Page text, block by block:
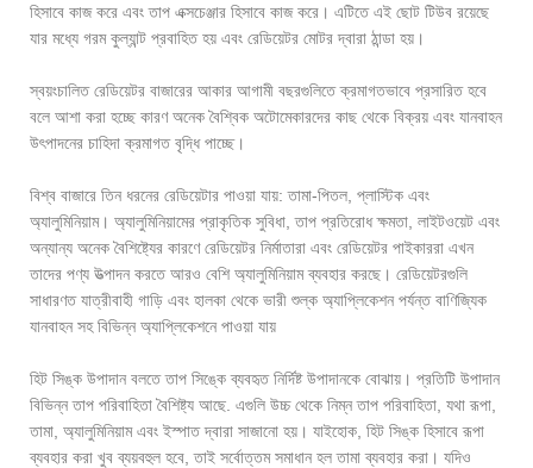
হিসাবে কাজ করে এবং তাপ এক্সচেঞ্জার হিসাবে কাজ করে। এটিতে এই ছোট টিউব রয়েছে
যার মধ্যে গরম কুল্যান্ট প্রবাহিত হয় এবং রেডিয়েটর মোটর দ্বারা ঠান্ডা হয়।
স্বয়ংচালিত রেডিয়েটর বাজারের আকার আগামী বছরগুলিতে ক্রমাগতভাবে প্রসারিত হবে
বলে আশা করা হচ্ছে কারণ অনেক বৈশ্বিক অটোমেকারদের কাছ থেকে বিক্রয় এবং যানবাহন
উৎপাদনের চাহিদা ক্রমাগত বৃদ্ধি পাচ্ছে।
বিশ্ব বাজারে তিন ধরনের রেডিয়েটার পাওয়া যায়: তামা-পিতল, প্লাস্টিক এবং
অ্যালুমিনিয়াম। অ্যালুমিনিয়ামের প্রাকৃতিক সুবিধা, তাপ প্রতিরোধ ক্ষমতা, লাইটওয়েট এবং
অন্যান্য অনেক বৈশিষ্ট্যের কারণে রেডিয়েটর নির্মাতারা এবং রেডিয়েটর পাইকাররা এখন
তাদের পণ্য উত্পাদন করতে আরও বেশি অ্যালুমিনিয়াম ব্যবহার করছে। রেডিয়েটরগুলি
সাধারণত যাত্রীবাহী গাড়ি এবং হালকা থেকে ভারী শুল্ক অ্যাপ্লিকেশন পর্যন্ত বাণিজ্যিক
যানবাহন সহ বিভিন্ন অ্যাপ্লিকেশনে পাওয়া যায়
হিট সিঙ্ক উপাদান বলতে তাপ সিঙ্কে ব্যবহৃত নির্দিষ্ট উপাদানকে বোঝায়। প্রতিটি উপাদান
বিভিন্ন তাপ পরিবাহিতা বৈশিষ্ট্য আছে. এগুলি উচ্চ থেকে নিম্ন তাপ পরিবাহিতা, যথা রূপা,
তামা, অ্যালুমিনিয়াম এবং ইস্পাত দ্বারা সাজানো হয়। যাইহোক, হিট সিঙ্ক হিসাবে রূপা
ব্যবহার করা খুব ব্যয়বহুল হবে, তাই সর্বোত্তম সমাধান হল তামা ব্যবহার করা। যদিও